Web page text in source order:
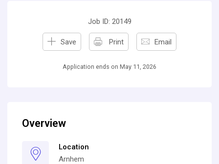
Job ID: 20149
Save Print Email
Application ends on May 11, 2026
Overview
Location
Arnhem